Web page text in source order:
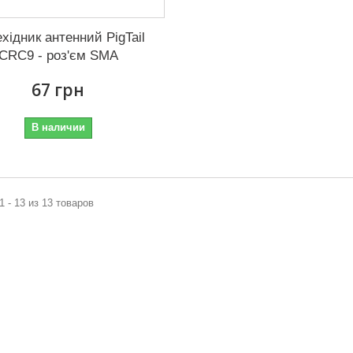
антенний PigTail
- роз'єм SMA
67 грн
В наличии
- 13 из 13 товаров